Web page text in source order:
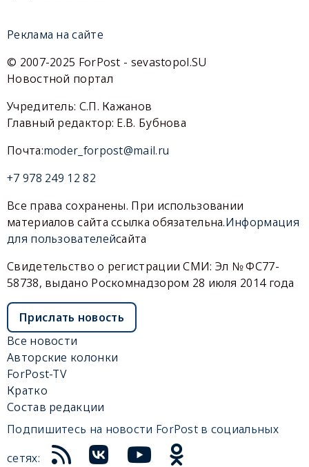
Реклама на сайте
© 2007-2025 ForPost - sevastopol.SU
Новостной портал
Учредитель: С.П. Кажанов
Главный редактор: Е.В. Бубнова
Почта:moder_forpost@mail.ru
+7 978 249 12 82
Все права сохранены. При использовании
материалов сайта ссылка обязательна.Информация
для пользователейсайта
Свидетельство о регистрации СМИ: Эл № ФС77-
58738, выдано Роскомнадзором 28 июля 2014 года
Прислать новость
Все новости
Авторские колонки
ForPost-TV
Кратко
Состав редакции
Подпишитесь на новости ForPost в социальных
сетях: